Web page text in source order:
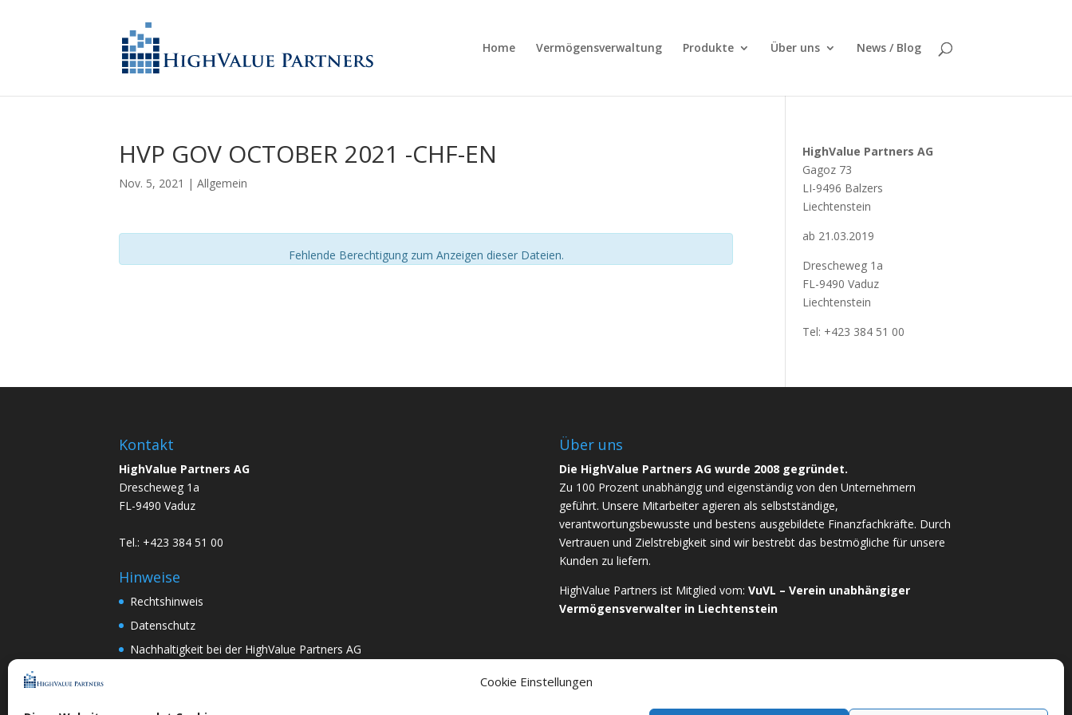
Cookie Einstellungen
Home Vermögensverwaltung Produkte Über uns News / Blog
HVP GOV OCTOBER 2021 -CHF-EN
Nov. 5, 2021 | Allgemein
Fehlende Berechtigung zum Anzeigen dieser Dateien.
HighValue Partners AG
Gagoz 73
LI-9496 Balzers
Liechtenstein
ab 21.03.2019
Drescheweg 1a
FL-9490 Vaduz
Liechtenstein
Tel: +423 384 51 00
Kontakt
HighValue Partners AG
Drescheweg 1a
FL-9490 Vaduz
Tel.: +423 384 51 00
Hinweise
Rechtshinweis
Datenschutz
Nachhaltigkeit bei der HighValue Partners AG
Über uns
Die HighValue Partners AG wurde 2008 gegründet.
Zu 100 Prozent unabhängig und eigenständig von den Unternehmern
geführt. Unsere Mitarbeiter agieren als selbstständige,
verantwortungsbewusste und bestens ausgebildete Finanzfachkräfte. Durch
Vertrauen und Zielstrebigkeit sind wir bestrebt das bestmögliche für unsere
Kunden zu liefern.
HighValue Partners ist Mitglied vom: VuVL – Verein unabhängiger
Vermögensverwalter in Liechtenstein